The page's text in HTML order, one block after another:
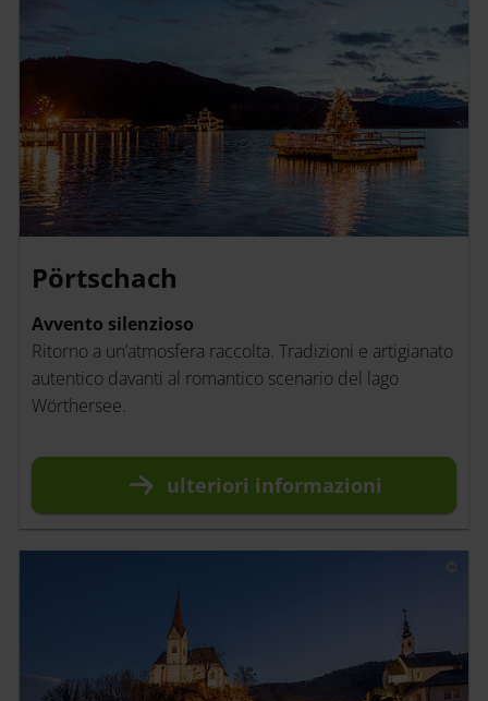
Pörtschach
Avvento silenzioso
Ritorno a un’atmosfera raccolta. Tradizioni e artigianato
autentico davanti al romantico scenario del lago
Wörthersee.
ulteriori informazioni